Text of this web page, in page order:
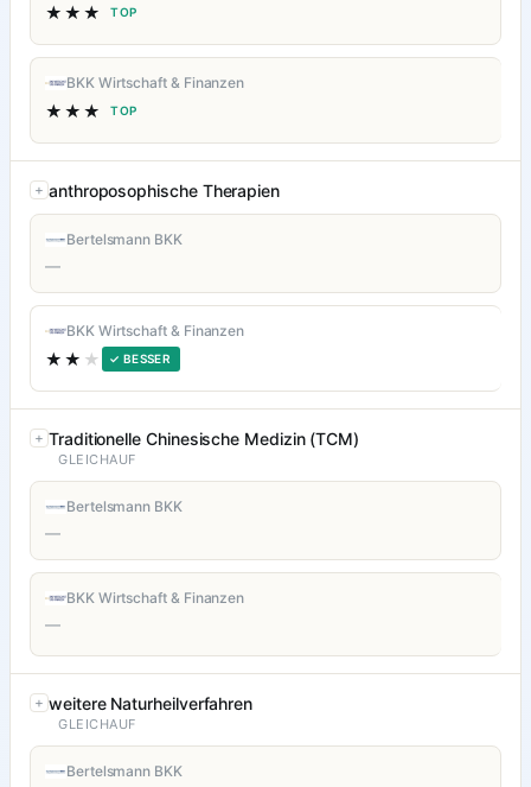
★★★ TOP
BKK Wirtschaft & Finanzen
★★★ TOP
anthroposophische Therapien
Bertelsmann BKK
—
BKK Wirtschaft & Finanzen
★★ ★ ✓ BESSER
Traditionelle Chinesische Medizin (TCM)
GLEICHAUF
Bertelsmann BKK
—
BKK Wirtschaft & Finanzen
—
weitere Naturheilverfahren
GLEICHAUF
Bertelsmann BKK